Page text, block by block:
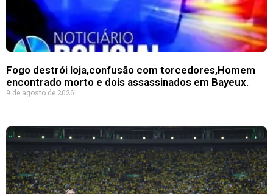
Fogo destrói loja,confusão com torcedores,Homem
encontrado morto e dois assassinados em Bayeux.
9 de agosto de 2026